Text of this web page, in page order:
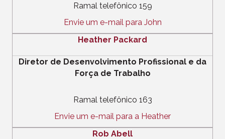
Ramal telefônico 159
Envie um e-mail para John
Heather Packard
Diretor de Desenvolvimento Profissional e da
Força de Trabalho
Ramal telefônico 163
Envie um e-mail para a Heather
Rob Abell